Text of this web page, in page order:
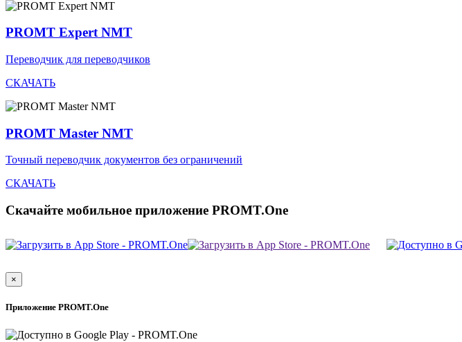
PROMT Expert NMT
Переводчик для переводчиков
СКАЧАТЬ
PROMT Master NMT
Точный переводчик документов без ограничений
СКАЧАТЬ
Скачайте мобильное приложение PROMT.One
×
Приложение PROMT.One